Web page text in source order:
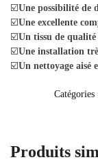
☑️Une possibilité de
☑️Une excellente
☑️Un tissu de qualité
☑️Une installation
☑️Un nettoyage aisé
Catégories
Produits